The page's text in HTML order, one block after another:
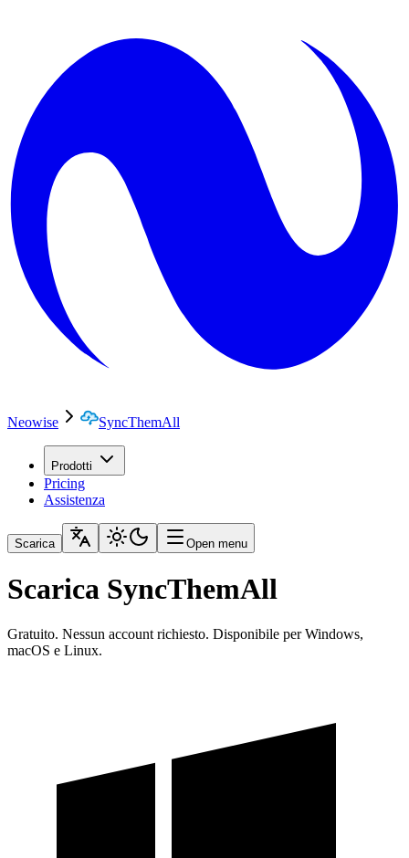
Neowise SyncThemAll
Prodotti
Pricing
Assistenza
Scarica Open menu
Scarica SyncThemAll
Gratuito. Nessun account richiesto. Disponibile per Windows,
macOS e Linux.